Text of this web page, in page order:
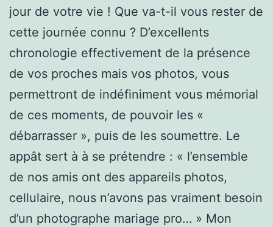
jour de votre vie ! Que va-t-il vous rester de
cette journée connu ? D’excellents
chronologie effectivement de la présence
de vos proches mais vos photos, vous
permettront de indéfiniment vous mémorial
de ces moments, de pouvoir les «
débarrasser », puis de les soumettre. Le
appât sert à à se prétendre : « l’ensemble
de nos amis ont des appareils photos,
cellulaire, nous n’avons pas vraiment besoin
d’un photographe mariage pro… » Mon